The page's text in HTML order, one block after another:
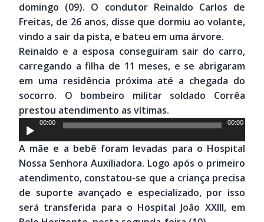
domingo (09). O condutor Reinaldo Carlos de
Freitas, de 26 anos, disse que dormiu ao volante,
vindo a sair da pista, e bateu em uma árvore.
Reinaldo e a esposa conseguiram sair do carro,
carregando a filha de 11 meses, e se abrigaram
em uma residência próxima até a chegada do
socorro. O bombeiro militar soldado Corrêa
prestou atendimento as vítimas.
Tocador
de
áudio
00:00 00:00
A mãe e a bebê foram levadas para o Hospital
Nossa Senhora Auxiliadora. Logo após o primeiro
atendimento, constatou-se que a criança precisa
de suporte avançado e especializado, por isso
será transferida para o Hospital João XXIII, em